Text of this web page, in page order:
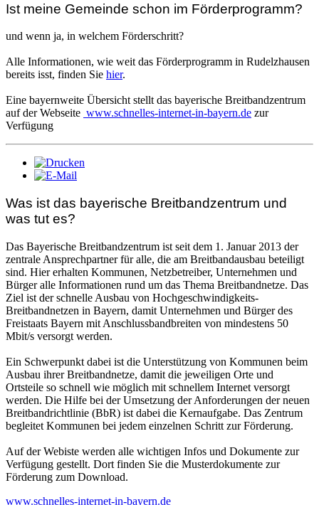
Ist meine Gemeinde schon im Förderprogramm?
und wenn ja, in welchem Förderschritt?
Alle Informationen, wie weit das Förderprogramm in Rudelzhausen
bereits isst, finden Sie hier.
Eine bayernweite Übersicht stellt das bayerische Breitbandzentrum
auf der Webseite www.schnelles-internet-in-bayern.de zur
Verfügung
Was ist das bayerische Breitbandzentrum und
was tut es?
Das Bayerische Breitbandzentrum ist seit dem 1. Januar 2013 der
zentrale Ansprechpartner für alle, die am Breitbandausbau beteiligt
sind. Hier erhalten Kommunen, Netzbetreiber, Unternehmen und
Bürger alle Informationen rund um das Thema Breitbandnetze. Das
Ziel ist der schnelle Ausbau von Hochgeschwindigkeits-
Breitbandnetzen in Bayern, damit Unternehmen und Bürger des
Freistaats Bayern mit Anschlussbandbreiten von mindestens 50
Mbit/s versorgt werden.
Ein Schwerpunkt dabei ist die Unterstützung von Kommunen beim
Ausbau ihrer Breitbandnetze, damit die jeweiligen Orte und
Ortsteile so schnell wie möglich mit schnellem Internet versorgt
werden. Die Hilfe bei der Umsetzung der Anforderungen der neuen
Breitbandrichtlinie (BbR) ist dabei die Kernaufgabe. Das Zentrum
begleitet Kommunen bei jedem einzelnen Schritt zur Förderung.
Auf der Webiste werden alle wichtigen Infos und Dokumente zur
Verfügung gestellt. Dort finden Sie die Musterdokumente zur
Förderung zum Download.
www.schnelles-internet-in-bayern.de